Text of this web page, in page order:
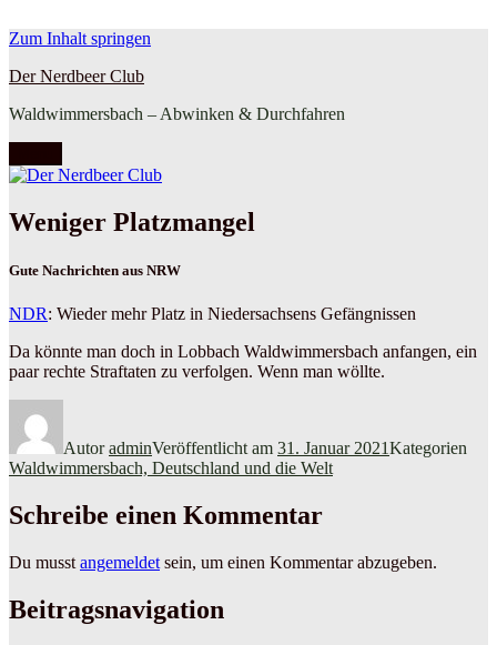
Zum Inhalt springen
Der Nerdbeer Club
Waldwimmersbach – Abwinken & Durchfahren
Weniger Platzmangel
Gute Nachrichten aus NRW
NDR: Wieder mehr Platz in Niedersachsens Gefängnissen
Da könnte man doch in Lobbach Waldwimmersbach anfangen, ein
paar rechte Straftaten zu verfolgen. Wenn man wöllte.
AutoradminVeröffentlicht am 31. Januar 2021Kategorien
Waldwimmersbach, Deutschland und die Welt
Schreibe einen Kommentar
Du musst angemeldet sein, um einen Kommentar abzugeben.
Beitragsnavigation